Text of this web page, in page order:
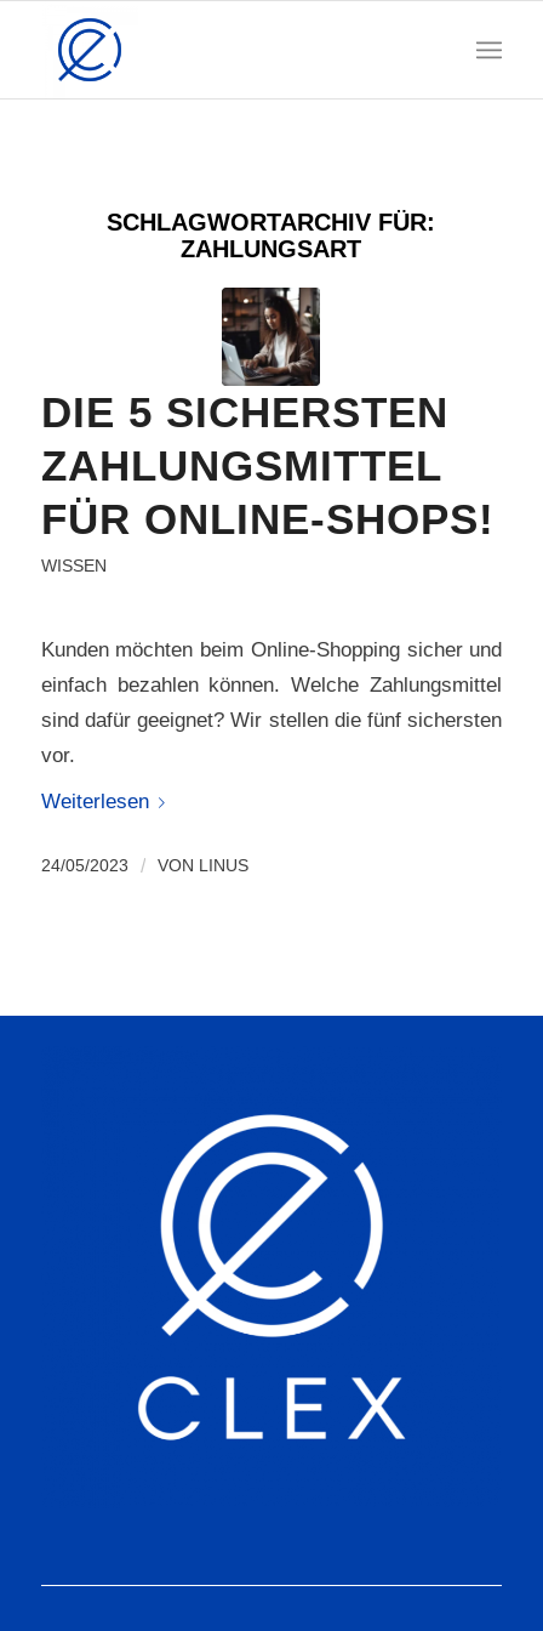
SCHLAGWORTARCHIV FÜR:
ZAHLUNGSART
DIE 5 SICHERSTEN
ZAHLUNGSMITTEL
FÜR ONLINE-SHOPS!
WISSEN
Kunden möchten beim Online-Shopping sicher und
einfach bezahlen können. Welche Zahlungsmittel
sind dafür geeignet? Wir stellen die fünf sichersten
vor.
Weiterlesen
24/05/2023 / VON LINUS